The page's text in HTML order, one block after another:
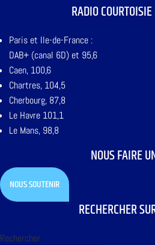
RADIO
Paris et Ile-de-France :
DAB+ (canal 6D) et 95,6
Caen, 100,6
Chartres, 104,5
Cherbourg, 87,8
Le Havre 101,1
Le Mans, 98,8
NOUS FAIRE
NOUS SOUTENIR
RECHERCHER
Rechercher